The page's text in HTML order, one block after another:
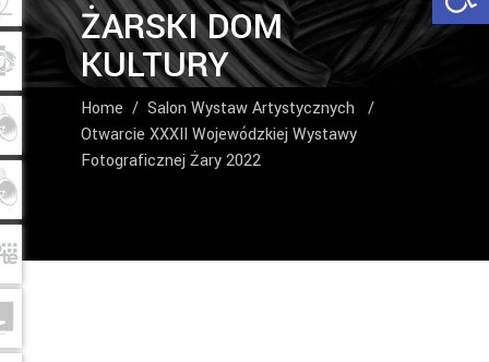
ŻARSKI DOM
KULTURY
Home / Salon Wystaw Artystycznych
/
Otwarcie XXXII Wojewódzkiej Wystawy
Fotograficznej Żary 2022